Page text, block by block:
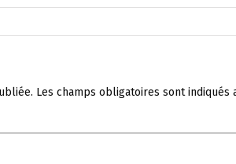
Les champs obligatoires sont indiqués